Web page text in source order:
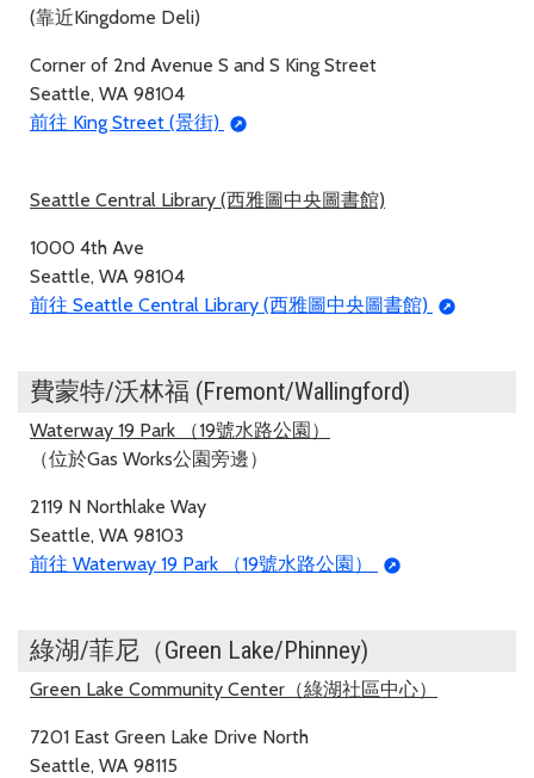
(靠近Kingdome Deli)
Corner of 2nd Avenue S and S King Street
Seattle, WA 98104
前往 King Street (景街)
Seattle Central Library (西雅圖中央圖書館)
1000 4th Ave
Seattle, WA 98104
前往 Seattle Central Library (西雅圖中央圖書館)
費蒙特/沃林福 (Fremont/Wallingford)
Waterway 19 Park （19號水路公園）
（位於Gas Works公園旁邊）
2119 N Northlake Way
Seattle, WA 98103
前往 Waterway 19 Park （19號水路公園）
綠湖/菲尼（Green Lake/Phinney)
Green Lake Community Center（綠湖社區中心）
7201 East Green Lake Drive North
Seattle, WA 98115